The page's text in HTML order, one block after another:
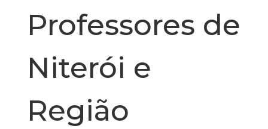
Professores de
Niterói e
Região